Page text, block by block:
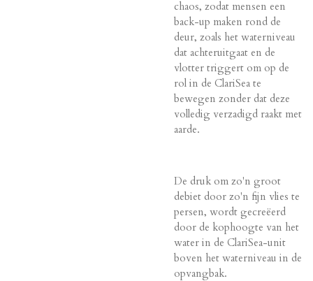
chaos, zodat mensen een
back-up maken rond de
deur, zoals het waterniveau
dat achteruitgaat en de
vlotter triggert om op de
rol in de ClariSea te
bewegen zonder dat deze
volledig verzadigd raakt met
aarde.
De druk om zo'n groot
debiet door zo'n fijn vlies te
persen, wordt gecreëerd
door de kophoogte van het
water in de ClariSea-unit
boven het waterniveau in de
opvangbak.